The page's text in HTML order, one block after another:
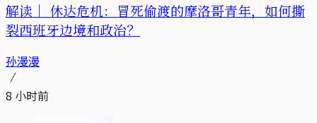
解读｜ 休达危机：冒死偷渡的摩洛哥青年，如何撕
裂西班牙边境和政治？
孙漫漫
8 小时前